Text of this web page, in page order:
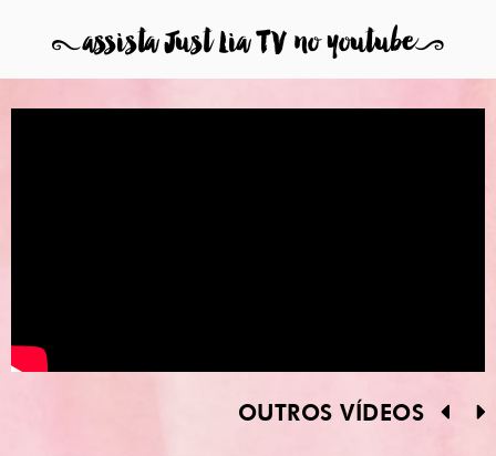
8assista Just Lia TV no youtube9
OUTROS VÍDEOS